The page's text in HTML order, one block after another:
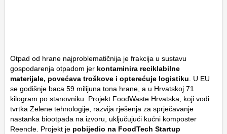
Otpad od hrane najproblematičnija je frakcija u sustavu
gospodarenja otpadom jer kontaminira reciklabilne
materijale, povećava troškove i opterećuje logistiku . U EU
se godišnje baca 59 milijuna tona hrane, a u Hrvatskoj 71
kilogram po stanovniku. Projekt FoodWaste Hrvatska, koji vodi
tvrtka Zelene tehnologije , razvija rješenja za sprječavanje
nastanka biootpada na izvoru, uključujući kućni komposter
Reencle. Projekt je pobijedio na FoodTech Startup